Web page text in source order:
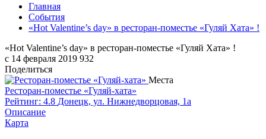
Главная
События
«Hot Valentine’s day» в ресторан-поместье «Гуляй Хата» !
«Hot Valentine’s day» в ресторан-поместье «Гуляй Хата» !
c 14 февраля 2019 932
Поделиться
Места
Ресторан-поместье «Гуляй-хата»
Рейтинг: 4.8 Донецк, ул. Нижнедворцовая, 1а
Описание
Карта